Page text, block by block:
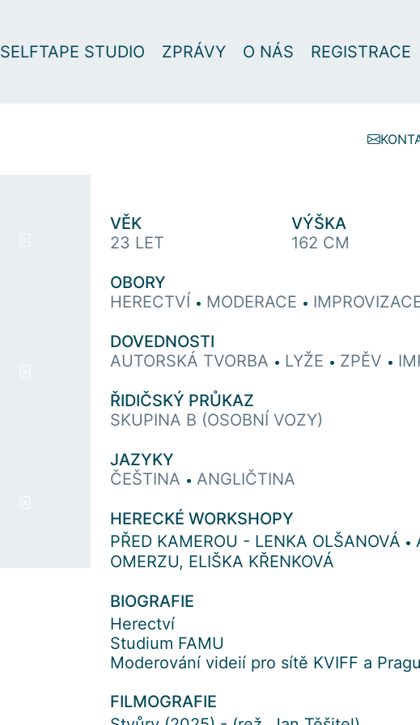
SELFTAPE STUDIO ZPRÁVY O NÁS REGISTRACE
VĚK
23 LET
VÝŠKA
162 CM
OBORY
HERECTVÍ • MODERACE •
DOVEDNOSTI
AUTORSKÁ TVORBA • LYŽE • ZPĚV •
ŘIDIČSKÝ PRŮKAZ
SKUPINA B (OSOBNÍ VOZY)
JAZYKY
ČEŠTINA • ANGLIČTINA
HERECKÉ WORKSHOPY
PŘED KAMEROU - LENKA OLŠANOVÁ •
OMERZU, ELIŠKA KŘENKOVÁ
BIOGRAFIE
Herectví
Studium FAMU
Moderování videií pro sítě KVIFF a
FILMOGRAFIE